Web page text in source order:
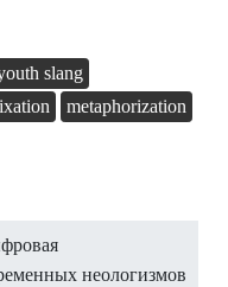
slang
metaphorization
неологизмов